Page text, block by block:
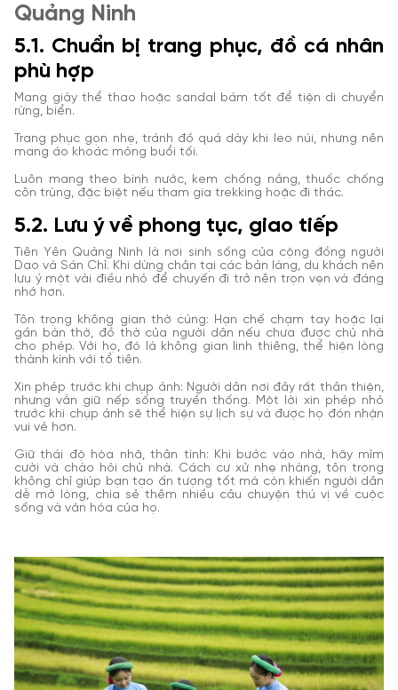
Quảng Ninh
5.1. Chuẩn bị trang phục, đồ cá nhân
phù hợp
Mang giày thể thao hoặc sandal bám tốt để tiện di chuyển
rừng, biển.
Trang phục gọn nhẹ, tránh đồ quá dày khi leo núi, nhưng nên
mang áo khoác mỏng buổi tối.
Luôn mang theo bình nước, kem chống nắng, thuốc chống
côn trùng, đặc biệt nếu tham gia trekking hoặc đi thác.
5.2. Lưu ý về phong tục, giao tiếp
Tiên Yên Quảng Ninh là nơi sinh sống của cộng đồng người
Dao và Sán Chỉ. Khi dừng chân tại các bản làng, du khách nên
lưu ý một vài điều nhỏ để chuyến đi trở nên trọn vẹn và đáng
nhớ hơn.
Tôn trọng không gian thờ cúng: Hạn chế chạm tay hoặc lại
gần bàn thờ, đồ thờ của người dân nếu chưa được chủ nhà
cho phép. Với họ, đó là không gian linh thiêng, thể hiện lòng
thành kính với tổ tiên.
Xin phép trước khi chụp ảnh: Người dân nơi đây rất thân thiện,
nhưng vẫn giữ nếp sống truyền thống. Một lời xin phép nhỏ
trước khi chụp ảnh sẽ thể hiện sự lịch sự và được họ đón nhận
vui vẻ hơn.
Giữ thái độ hòa nhã, thân tình: Khi bước vào nhà, hãy mỉm
cười và chào hỏi chủ nhà. Cách cư xử nhẹ nhàng, tôn trọng
không chỉ giúp bạn tạo ấn tượng tốt mà còn khiến người dân
dễ mở lòng, chia sẻ thêm nhiều câu chuyện thú vị về cuộc
sống và văn hóa của họ.